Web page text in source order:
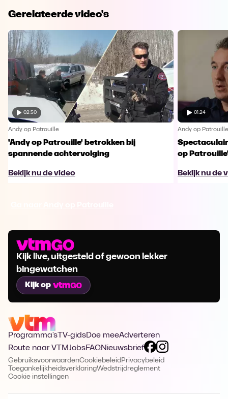
Gerelateerde video's
02:50
Andy op Patrouille
'Andy op Patrouille' betrokken bij
spannende achtervolging
Bekijk nu de video
01:24
Andy op Patrouille
op
Bekijk nu de
Kijk live, uitgesteld of gewoon lekker
bingewatchen
Kijk op
Programma's TV-gidsDoe meeAdverteren
Route naar VTMJobsFAQNieuwsbrief
GebruiksvoorwaardenCookiebeleid Privacybeleid
ToegankelijkheidsverklaringWedstrijdreglement
Cookie instellingen